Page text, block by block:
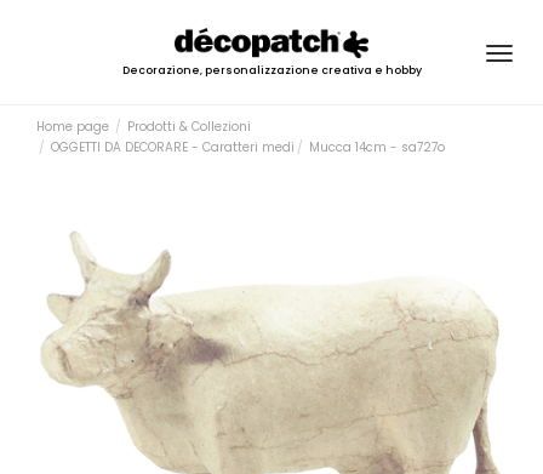
Decorazione, personalizzazione creativa e hobby
Home page
Prodotti & Collezioni
OGGETTI DA DECORARE - Caratteri medi
Mucca 14cm - sa727o